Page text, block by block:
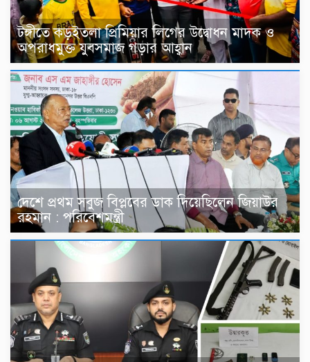
টঙ্গীতে কড়ইতলা প্রিমিয়ার লিগের উদ্বোধন মাদক ও
অপরাধমুক্ত যুবসমাজ গড়ার আহ্বান
দেশে প্রথম সবুজ বিপ্লবের ডাক দিয়েছিলেন জিয়াউর
রহমান : পরিবেশমন্ত্রী